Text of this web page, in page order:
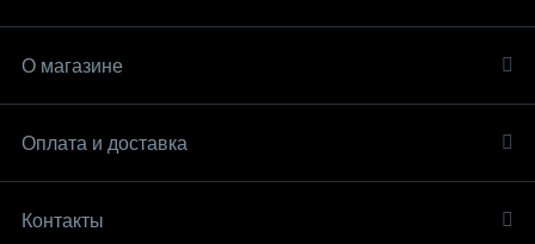
О магазине
Оплата и доставка
Контакты